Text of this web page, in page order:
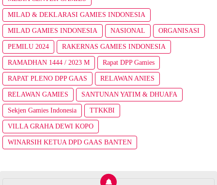
MILAD & DEKLARASI GAMIES INDONESIA
MILAD GAMIES INDONESIA NASIONAL ORGANISASI
PEMILU 2024 RAKERNAS GAMIES INDONESIA
RAMADHAN 1444 / 2023 M Rapat DPP Gamies
RAPAT PLENO DPP GAAS RELAWAN ANIES
RELAWAN GAMIES SANTUNAN YATIM & DHUAFA
Sekjen Gamies Indonesia TTKKBI
VILLA GRAHA DEWI KOPO
WINARSIH KETUA DPD GAAS BANTEN